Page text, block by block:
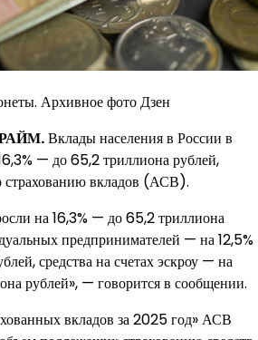
Архивное фото Дзен
Вклады населения в России в
— до 65,2 триллиона рублей,
страхованию вкладов (АСВ).
на 16,3% — до 65,2 триллиона
предпринимателей — на 12,5%
средства на счетах эскроу — на
рублей», — говорится в сообщении.
вкладов за 2025 год» АСВ